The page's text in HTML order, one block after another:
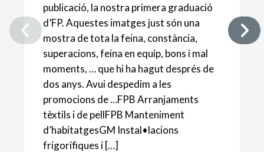
publicació, la nostra primera graduació
d’FP. Aquestes imatges just són una
mostra de tota la feina, constància,
superacions, feina en equip, bons i mal
moments, … que hi ha hagut després de
dos anys. Avui despedim a les
promocions de …FPB Arranjaments
tèxtils i de pellFPB Manteniment
d’habitatgesGM Instal•lacions
frigorífiques i […]